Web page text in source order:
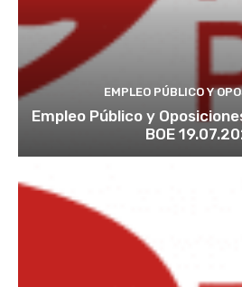
EMPLEO PÚBLICO Y
Empleo Público y
BOE